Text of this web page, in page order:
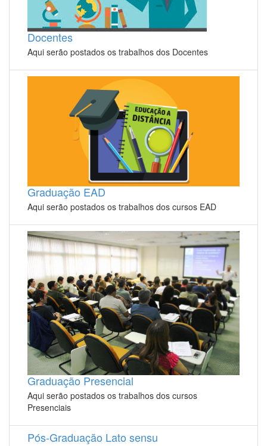
Docentes
Aqui serão postados os trabalhos dos Docentes
Graduação EAD
Aqui serão postados os trabalhos dos cursos EAD
Graduação Presencial
Aqui serão postados os trabalhos dos cursos
Presenciais
Pós-Graduação Lato sensu